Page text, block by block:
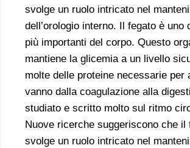
svolge un ruolo intricato nel
dell’orologio interno. Il fegato è uno
più importanti del corpo. Questo
mantiene la glicemia a un livello
molte delle proteine necessarie per
vanno dalla coagulazione alla
studiato e scritto molto sul ritmo
Nuove ricerche suggeriscono che il
svolge un ruolo intricato nel